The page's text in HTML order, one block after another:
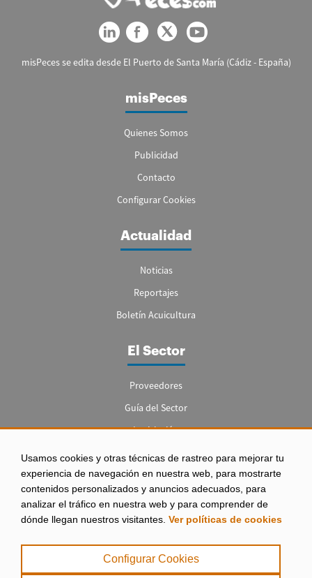
Usamos cookies y otras técnicas de rastreo para mejorar tu
experiencia de navegación en nuestra web, para mostrarte
contenidos personalizados y anuncios adecuados, para
analizar el tráfico en nuestra web y para comprender de
dónde llegan nuestros visitantes. Ver políticas de cookies
Configurar Cookies
misPeces se edita desde El Puerto de Santa María (Cádiz - España)
misPeces
Quienes Somos
Publicidad
Contacto
Configurar Cookies
Actualidad
Noticias
Reportajes
Boletín Acuicultura
El Sector
Proveedores
Guía del Sector
Legislación
Empleo
Aviso legal
|
Política de Privacidad